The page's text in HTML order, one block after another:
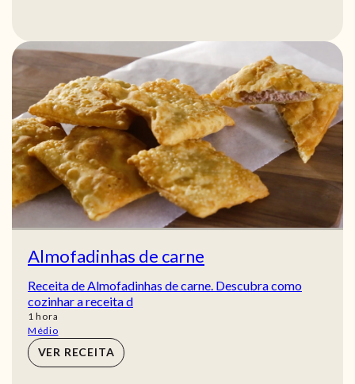
Almofadinhas de carne
Receita de Almofadinhas de carne. Descubra como
cozinhar a receita d
1 hora
hora
Médio
VER RECEITA